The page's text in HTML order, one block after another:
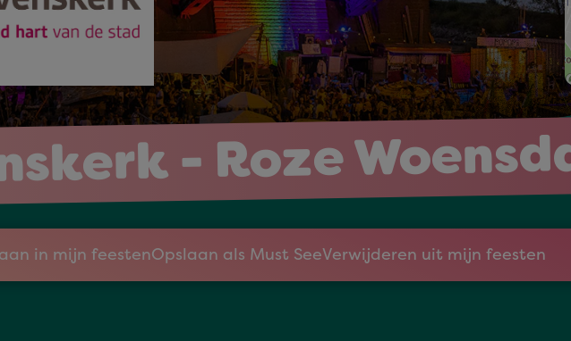
- Roze
in mijn feestenOpslaan als Must SeeVerwijderen uit mijn feesten